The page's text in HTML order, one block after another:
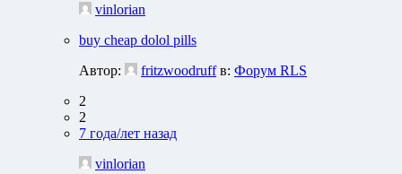
vinlorian
buy cheap dolol pills
Автор:
fritzwoodruff в: Форум RLS
2
2
7 года/лет назад
vinlorian